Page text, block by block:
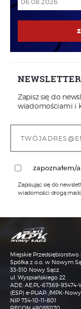
NEWSLETTER
Zapisz się do
wiadomościami i
zapoznałem/
Sp. z o.o.
2)
jest pod
3)
odbywać
osobowe
wyłącznie
Zapisując się do
wiadomości drogą
Miejskie
Spółka z o.o. w Nowym
33-310 Nowy Sącz
ul. Wyspiańskiego 22
ADE: AE:PL-67369-93474-
(ESP) e-PUAP: /MPK-
NIP 734-10-11-801